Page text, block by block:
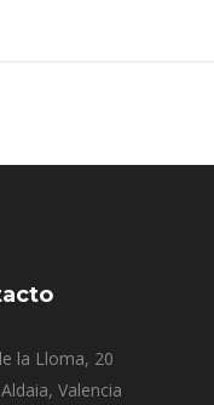
la Lloma, 20
Valencia